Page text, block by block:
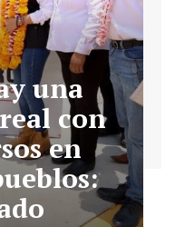
una
con
en